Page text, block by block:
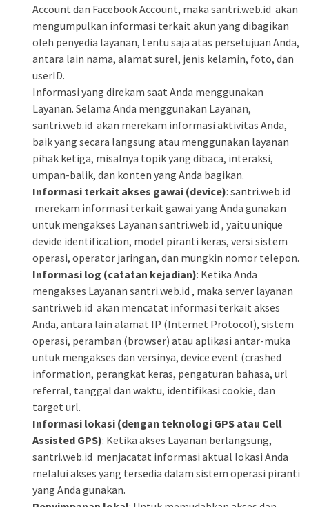
Account dan Facebook Account, maka santri.web.id akan
mengumpulkan informasi terkait akun yang dibagikan
oleh penyedia layanan, tentu saja atas persetujuan Anda,
antara lain nama, alamat surel, jenis kelamin, foto, dan
userID.
Informasi yang direkam saat Anda menggunakan
Layanan. Selama Anda menggunakan Layanan,
santri.web.id akan merekam informasi aktivitas Anda,
baik yang secara langsung atau menggunakan layanan
pihak ketiga, misalnya topik yang dibaca, interaksi,
umpan-balik, dan konten yang Anda bagikan.
Informasi terkait akses gawai (device): santri.web.id
merekam informasi terkait gawai yang Anda gunakan
untuk mengakses Layanan santri.web.id , yaitu unique
devide identification, model piranti keras, versi sistem
operasi, operator jaringan, dan mungkin nomor telepon.
Informasi log (catatan kejadian): Ketika Anda
mengakses Layanan santri.web.id , maka server layanan
santri.web.id akan mencatat informasi terkait akses
Anda, antara lain alamat IP (Internet Protocol), sistem
operasi, peramban (browser) atau aplikasi antar-muka
untuk mengakses dan versinya, device event (crashed
information, perangkat keras, pengaturan bahasa, url
referral, tanggal dan waktu, identifikasi cookie, dan
target url.
Informasi lokasi (dengan teknologi GPS atau Cell
Assisted GPS): Ketika akses Layanan berlangsung,
santri.web.id menjacatat informasi aktual lokasi Anda
melalui akses yang tersedia dalam sistem operasi piranti
yang Anda gunakan.